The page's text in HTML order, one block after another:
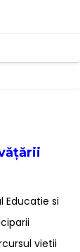
Educatie si
vietii